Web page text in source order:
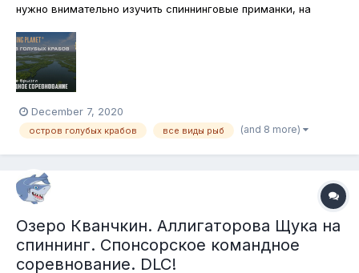
нужно внимательно изучить спиннинговые приманки, на
Миссисипи. Потому как отправляемся мы на Остров Голубых
Крабов, где будем забрасывать приманки и менно в районе
водоёма с солёной водой...
December 7, 2020
остров голубых крабов все виды рыб (and 8 more)
Озеро Кванчкин. Аллигаторова Щука на
спиннинг. Спонсорское командное
соревнование. DLC!